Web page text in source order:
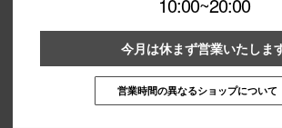
今月は休まず営業いたしま
営業時間の異なるショップについて